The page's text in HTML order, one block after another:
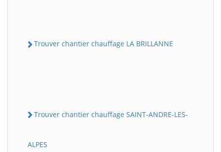
Trouver chantier chauffage LA BRILLANNE
Trouver chantier chauffage SAINT-ANDRE-LES-
ALPES